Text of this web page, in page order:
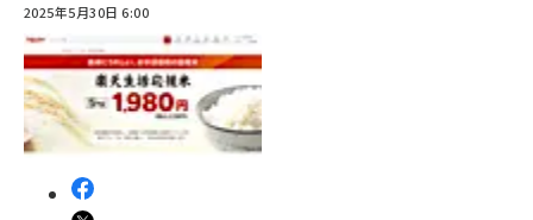
2025年5月30日 6:00